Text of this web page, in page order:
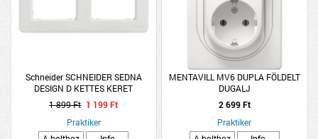
Schneider SCHNEIDER SEDNA
DESIGN D KETTES KERET
UNIVERZÁLIS FEHÉR
1 899 Ft 1 199 Ft
Praktiker
MENTAVILL MV6 DUPLA FÖLDELT
DUGALJ
2 699 Ft
Praktiker